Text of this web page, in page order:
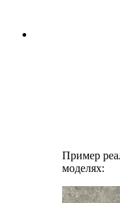
Пример
моделях: